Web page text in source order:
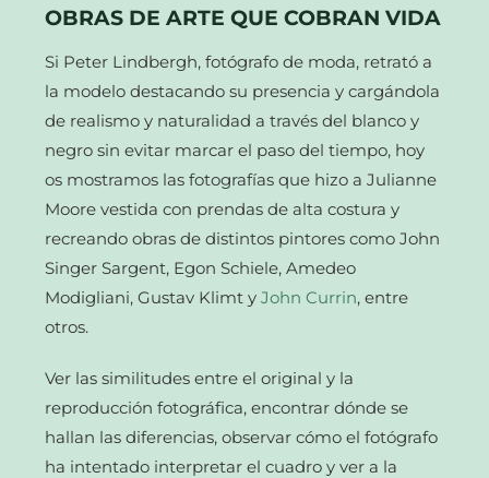
OBRAS DE ARTE QUE COBRAN VIDA
Si Peter Lindbergh, fotógrafo de moda, retrató a
la modelo destacando su presencia y cargándola
de realismo y naturalidad a través del blanco y
negro sin evitar marcar el paso del tiempo, hoy
os mostramos las fotografías que hizo a Julianne
Moore vestida con prendas de alta costura y
recreando obras de distintos pintores como John
Singer Sargent, Egon Schiele, Amedeo
Modigliani, Gustav Klimt yJohn Currin, entre
otros.
Ver las similitudes entre el original y la
reproducción fotográfica, encontrar dónde se
hallan las diferencias, observar cómo el fotógrafo
ha intentado interpretar el cuadro y ver a la